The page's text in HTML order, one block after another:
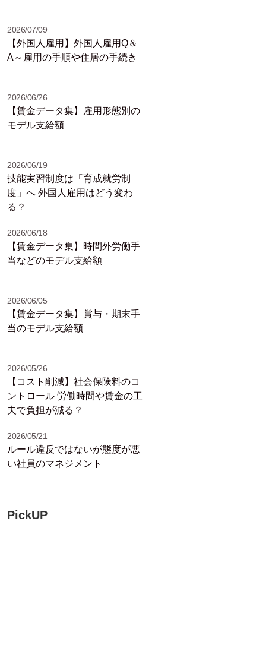
2026/07/09
【外国人雇用】外国人雇用Q＆
A～雇用の手順や住居の手続き
2026/06/26
【賃金データ集】雇用形態別の
モデル支給額
2026/06/19
技能実習制度は「育成就労制
度」へ 外国人雇用はどう変わ
る？
2026/06/18
【賃金データ集】時間外労働手
当などのモデル支給額
2026/06/05
【賃金データ集】賞与・期末手
当のモデル支給額
2026/05/26
【コスト削減】社会保険料のコ
ントロール 労働時間や賃金の工
夫で負担が減る？
2026/05/21
ルール違反ではないが態度が悪
い社員のマネジメント
PickUP